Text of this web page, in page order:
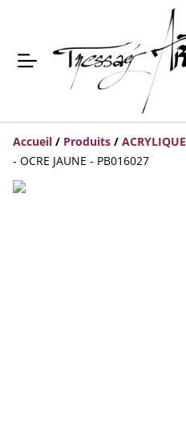
Accueil / Produits / ACRYLIQUE
- OCRE JAUNE - PB016027